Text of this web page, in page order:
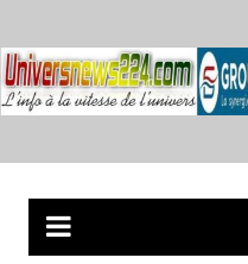
au
contenu